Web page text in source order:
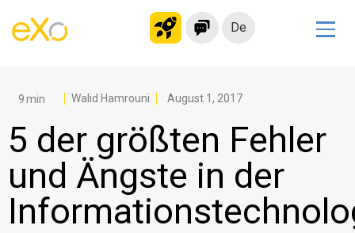
De
Modernes Intranet
kollaborationsplattform
Soziales Netzwerk
Wissensmanagement
Bewerbungsportal
Walid Hamrouni August 1, 2017
5 der größten Fehler
und Ängste in der